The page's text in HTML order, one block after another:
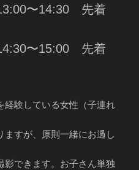
〜14:30 先着
〜15:00 先着
験している女性（子連れ
が、原則一緒にお過し
きます。お子さん単独